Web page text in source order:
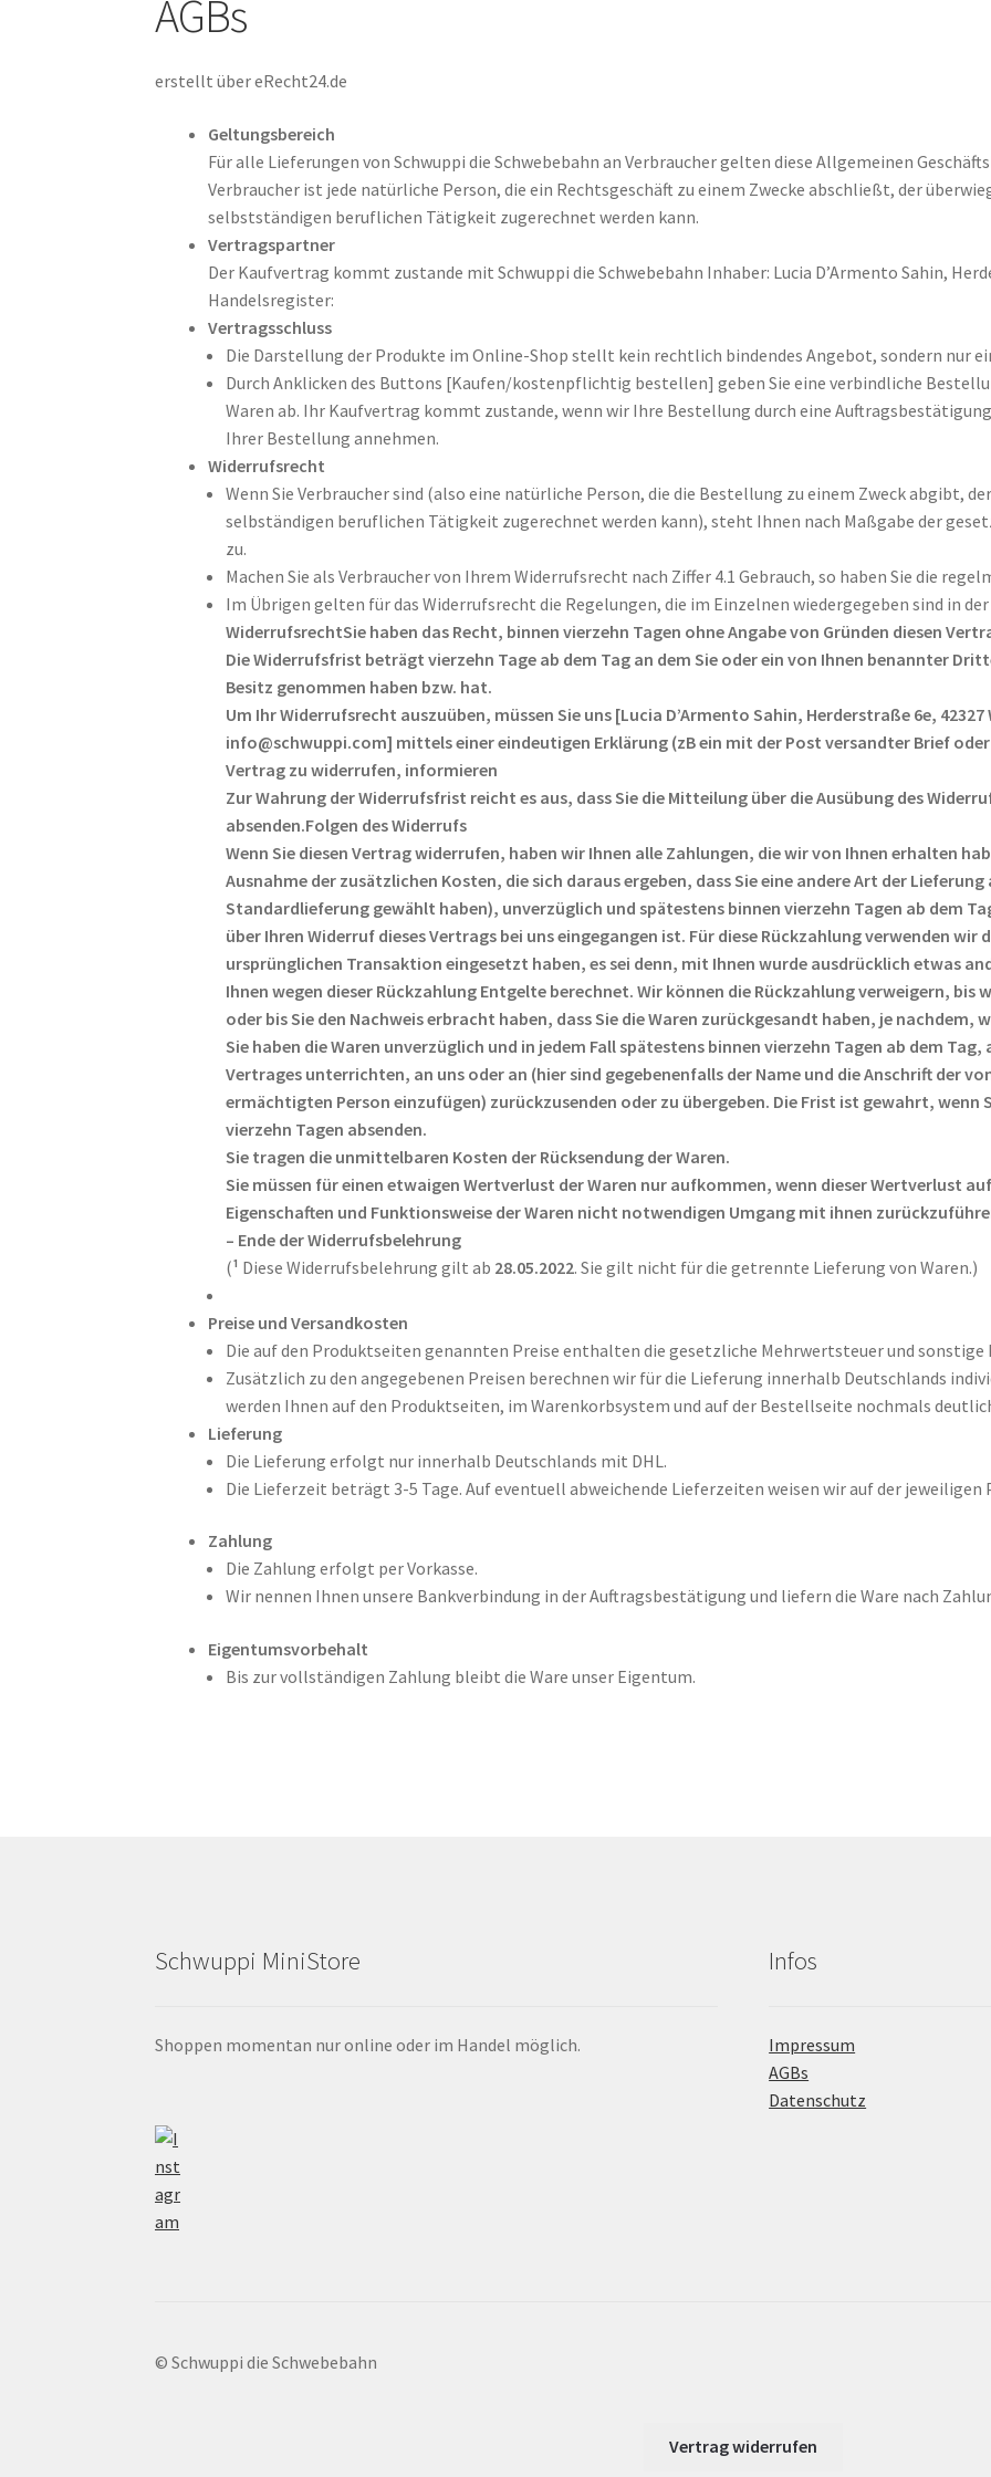
AGBs
erstellt über eRecht24.de
Geltungsbereich
Für alle Lieferungen von Schwuppi die Schwebebahn an Verbraucher gelten diese Allgemeinen
Verbraucher ist jede natürliche Person, die ein Rechtsgeschäft zu einem Zwecke abschließt, der
selbstständigen beruflichen Tätigkeit zugerechnet werden kann.
Vertragspartner
Der Kaufvertrag kommt zustande mit Schwuppi die Schwebebahn Inhaber: Lucia D’Armento Sahin,
Handelsregister:
Vertragsschluss
Die Darstellung der Produkte im Online-Shop stellt kein rechtlich bindendes Angebot, sondern nur
Durch Anklicken des Buttons [Kaufen/kostenpflichtig bestellen] geben Sie eine verbindliche
Waren ab. Ihr Kaufvertrag kommt zustande, wenn wir Ihre Bestellung durch eine
Ihrer Bestellung annehmen.
Widerrufsrecht
Wenn Sie Verbraucher sind (also eine natürliche Person, die die Bestellung zu einem Zweck abgibt,
selbständigen beruflichen Tätigkeit zugerechnet werden kann), steht Ihnen nach Maßgabe der
zu.
Machen Sie als Verbraucher von Ihrem Widerrufsrecht nach Ziffer 4.1 Gebrauch, so haben Sie die
Im Übrigen gelten für das Widerrufsrecht die Regelungen, die im Einzelnen wiedergegeben sind in
WiderrufsrechtSie haben das Recht, binnen vierzehn Tagen ohne Angabe von Gründen diesen
Die Widerrufsfrist beträgt vierzehn Tage ab dem Tag an dem Sie oder ein von Ihnen benannter
Besitz genommen haben bzw. hat.
Um Ihr Widerrufsrecht auszuüben, müssen Sie uns [Lucia D’Armento Sahin, Herderstraße 6e,
info@schwuppi.com] mittels einer eindeutigen Erklärung (zB ein mit der Post versandter Brief oder
Vertrag zu widerrufen, informieren
Zur Wahrung der Widerrufsfrist reicht es aus, dass Sie die Mitteilung über die Ausübung des
absenden.Folgen des Widerrufs
Wenn Sie diesen Vertrag widerrufen, haben wir Ihnen alle Zahlungen, die wir von Ihnen erhalten
Ausnahme der zusätzlichen Kosten, die sich daraus ergeben, dass Sie eine andere Art der
Standardlieferung gewählt haben), unverzüglich und spätestens binnen vierzehn Tagen ab dem
über Ihren Widerruf dieses Vertrags bei uns eingegangen ist. Für diese Rückzahlung verwenden wir
ursprünglichen Transaktion eingesetzt haben, es sei denn, mit Ihnen wurde ausdrücklich etwas
Ihnen wegen dieser Rückzahlung Entgelte berechnet. Wir können die Rückzahlung verweigern, bis
oder bis Sie den Nachweis erbracht haben, dass Sie die Waren zurückgesandt haben, je nachdem,
Sie haben die Waren unverzüglich und in jedem Fall spätestens binnen vierzehn Tagen ab dem Tag,
Vertrages unterrichten, an uns oder an (hier sind gegebenenfalls der Name und die Anschrift der
ermächtigten Person einzufügen) zurückzusenden oder zu übergeben. Die Frist ist gewahrt, wenn
vierzehn Tagen absenden.
Sie tragen die unmittelbaren Kosten der Rücksendung der Waren.
Sie müssen für einen etwaigen Wertverlust der Waren nur aufkommen, wenn dieser Wertverlust
Eigenschaften und Funktionsweise der Waren nicht notwendigen Umgang mit ihnen
– Ende der Widerrufsbelehrung
(¹ Diese Widerrufsbelehrung gilt ab 28.05.2022. Sie gilt nicht für die getrennte Lieferung von Waren.)
Preise und Versandkosten
Die auf den Produktseiten genannten Preise enthalten die gesetzliche Mehrwertsteuer und
Zusätzlich zu den angegebenen Preisen berechnen wir für die Lieferung innerhalb Deutschlands
werden Ihnen auf den Produktseiten, im Warenkorbsystem und auf der Bestellseite nochmals
Lieferung
Die Lieferung erfolgt nur innerhalb Deutschlands mit DHL.
Die Lieferzeit beträgt 3-5 Tage. Auf eventuell abweichende Lieferzeiten weisen wir auf der jeweiligen
Zahlung
Die Zahlung erfolgt per Vorkasse.
Wir nennen Ihnen unsere Bankverbindung in der Auftragsbestätigung und liefern die Ware nach
Eigentumsvorbehalt
Bis zur vollständigen Zahlung bleibt die Ware unser Eigentum.
Schwuppi MiniStore
Shoppen momentan nur online oder im Handel möglich.
Infos
Impressum
AGBs
Datenschutz
© Schwuppi die Schwebebahn
Vertrag widerrufen